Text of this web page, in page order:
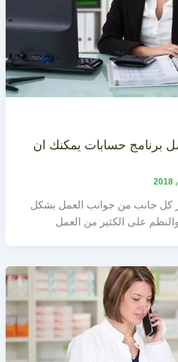
برنامج حسابات يمكنك ان
كل جانب من جوانب العمل بشكل
على الكثير من العمل